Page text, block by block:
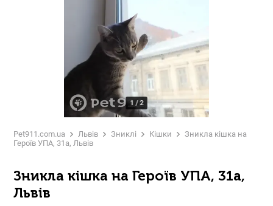
1 /2
Pet911.com.ua Львів Зниклі Кішки
Зникла кішка на
Героїв УПА, 31а, Львів
Зникла кішка на Героїв УПА, 31а,
Львів